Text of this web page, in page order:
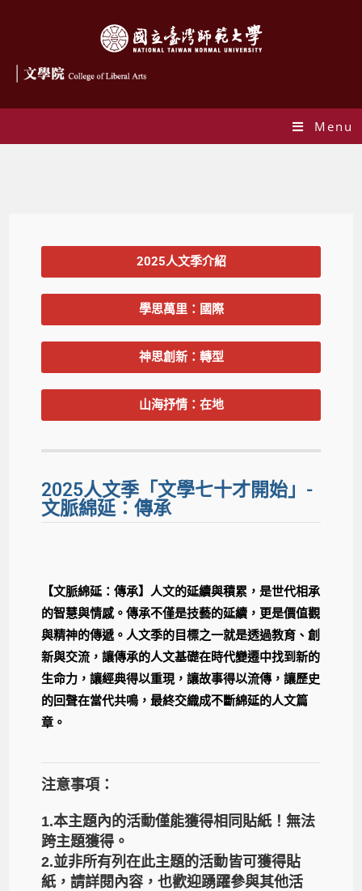
Menu
2025人文季介紹
學思萬里：國際
神思創新：轉型
山海抒情：在地
2025人文季「文學七十才開始」-
文脈綿延：傳承
【文脈綿延：傳承】人文的延續與積累，是世代相承
的智慧與情感。傳承不僅是技藝的延續，更是價值觀
與精神的傳遞。人文季的目標之一就是透過教育、創
新與交流，讓傳承的人文基礎在時代變遷中找到新的
生命力，讓經典得以重現，讓故事得以流傳，讓歷史
的回聲在當代共鳴，最終交織成不斷綿延的人文篇
章。
注意事項：
1.本主題內的活動僅能獲得相同貼紙！無法
跨主題獲得。
2.並非所有列在此主題的活動皆可獲得貼
紙，請詳閱內容，也歡迎踴躍參與其他活